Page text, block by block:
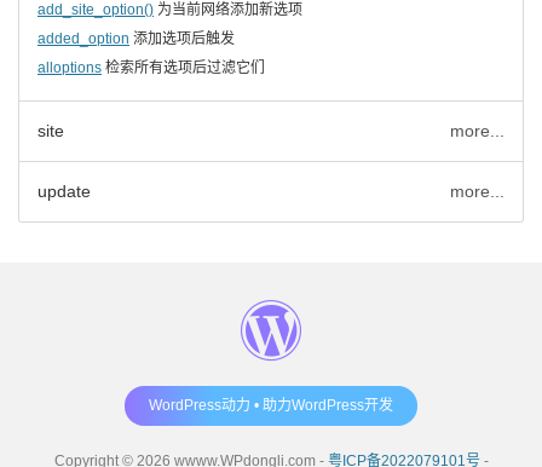
add_site_option() 为当前网络添加新选项
added_option 添加选项后触发
alloptions 检索所有选项后过滤它们
site more...
update more...
WordPress动力 • 助力WordPress开发
Copyright © 2026 wwww.WPdongli.com - 粤ICP备2022079101号-